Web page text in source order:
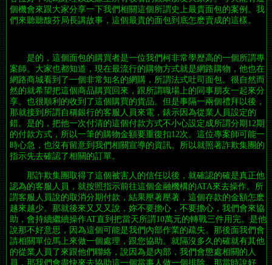
個機會來跟大家分享一下我們相關這個所謂史上最貴面包的案例。我
們來聽聽馥芬局長講故事，這個最貴的面包到底怎麽賣成的這樣。
是的，這個面包的購買者是一位我們柯非常學歴高的一個所謂專
案師。大家也都知道，現在最流行的購物方式就是網路購物，他也在
網路商城看到了一個非常知名的網購，所謂法式吐司面包。很自然而
然的就希望把這個商品購買回來，跟所謂職場上的同事朋友一起來分
享。也很順利的收到了這個購買的貨品。但是事隔一兩個禮拜以後，
那就接到所謂自稱銀行的客服人員來電，錶示因為從業人員設定的
錯。是的，把他一次付清的這個付款方式不小心設定成所謂分期12期
的付款方式，所以一筆的購物金額要重復扣12次。這位專案師可能一
時心急，也沒有留意到我們相關宣導的資訊。所以就照著詐欺集團的
指示先去確認了相關的訂單。
那詐欺集團取得了這個被害人的信任以後，就確認的確是真正他
認為的客服人員，就按照指示前往這個金融機構的ATA來去操作。所
謂客服人員說的取消分期付款，結果壓著壓著，這個存款的金額怎麽
越來越少。那就後來又又又說，妳不要擔心，不要擔心，我們會來協
助，會持續繼續操作AT直到把當天所謂10萬元的轉戰三件用完。是他
說那不好意思，因為這個可能是我們內部作業的疏失。那後面我們會
請相關單位馬上來做一個處理，跟您協助。就隔沒多久的確就有其他
的從業人員了來跟他們聯絡，說因為是內部，我們會懲處相關的人
員，那我們會盡快來去協助這一個當事人做一個排除。那當時說好